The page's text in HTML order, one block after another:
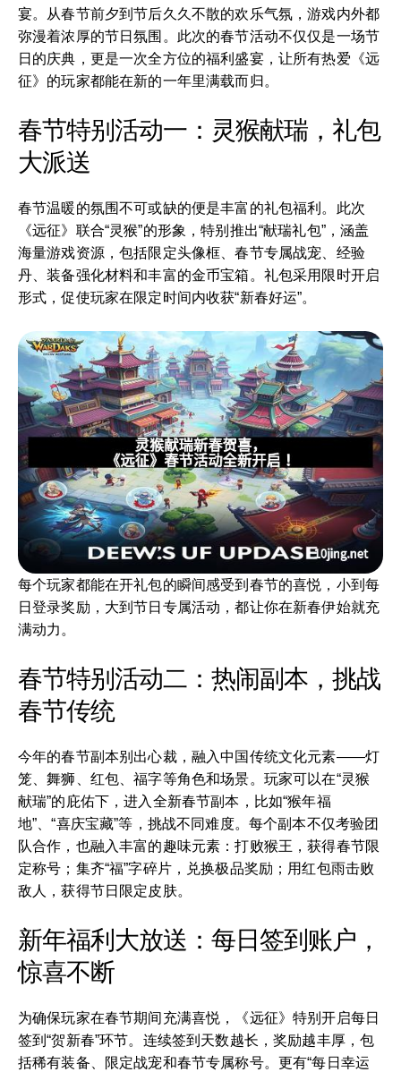
宴。从春节前夕到节后久久不散的欢乐气氛，游戏内外都
弥漫着浓厚的节日氛围。此次的春节活动不仅仅是一场节
日的庆典，更是一次全方位的福利盛宴，让所有热爱《远
征》的玩家都能在新的一年里满载而归。
春节特别活动一：灵猴献瑞，礼包
大派送
春节温暖的氛围不可或缺的便是丰富的礼包福利。此次
《远征》联合“灵猴”的形象，特别推出“献瑞礼包”，涵盖
海量游戏资源，包括限定头像框、春节专属战宠、经验
丹、装备强化材料和丰富的金币宝箱。礼包采用限时开启
形式，促使玩家在限定时间内收获“新春好运”。
每个玩家都能在开礼包的瞬间感受到春节的喜悦，小到每
日登录奖励，大到节日专属活动，都让你在新春伊始就充
满动力。
春节特别活动二：热闹副本，挑战
春节传统
今年的春节副本别出心裁，融入中国传统文化元素——灯
笼、舞狮、红包、福字等角色和场景。玩家可以在“灵猴
献瑞”的庇佑下，进入全新春节副本，比如“猴年福
地”、“喜庆宝藏”等，挑战不同难度。每个副本不仅考验团
队合作，也融入丰富的趣味元素：打败猴王，获得春节限
定称号；集齐“福”字碎片，兑换极品奖励；用红包雨击败
敌人，获得节日限定皮肤。
新年福利大放送：每日签到账户，
惊喜不断
为确保玩家在春节期间充满喜悦，《远征》特别开启每日
签到“贺新春”环节。连续签到天数越长，奖励越丰厚，包
括稀有装备、限定战宠和春节专属称号。更有“每日幸运